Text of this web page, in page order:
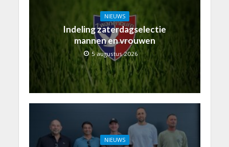
NIEUWS
Indeling zaterdagselectie
mannen en vrouwen
5 augustus 2026
NIEUWS